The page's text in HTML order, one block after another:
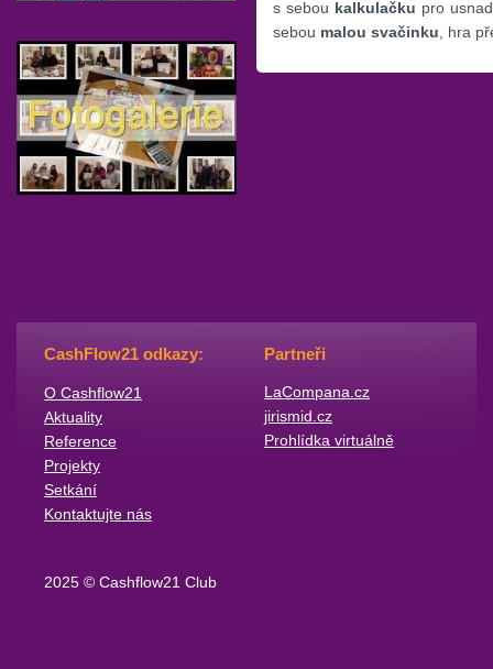
s sebou kalkulačku pro
sebou malou svačinku , hra
CashFlow21 odkazy:
O Cashflow21
Aktuality
Reference
Projekty
Setkání
Kontaktujte nás
Partneři
​LaCompana.cz
jirismid.cz
Prohlídka virtuálně
2025 © Cashflow21 Club